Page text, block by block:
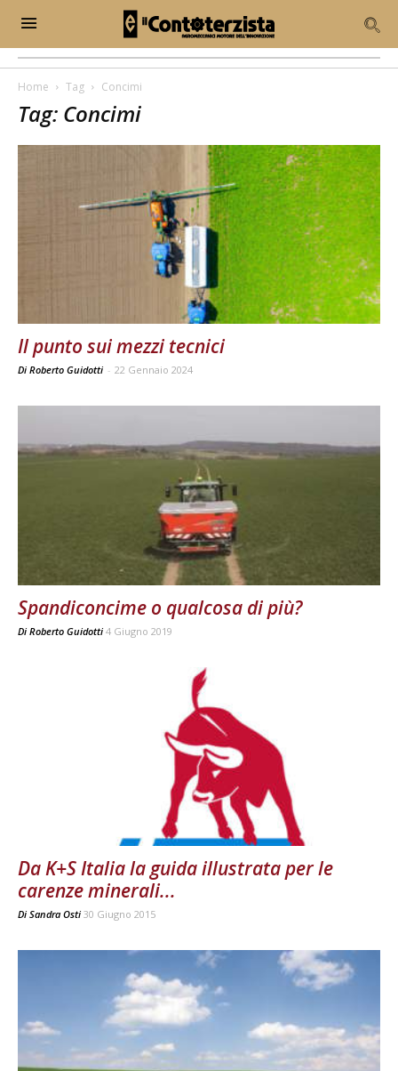
Home Tag Concimi
Tag: Concimi
Il punto sui mezzi tecnici
Di Roberto Guidotti - 22 Gennaio 2024
Spandiconcime o qualcosa di più?
Di Roberto Guidotti 4 Giugno 2019
Da K+S Italia la guida illustrata per le
carenze minerali...
Di Sandra Osti 30 Giugno 2015